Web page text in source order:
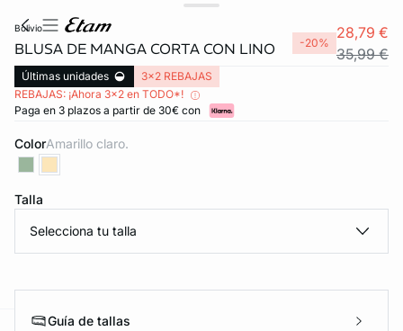
bolivio
BLUSA DE MANGA CORTA CON LINO -20%
28,79 €
35,99 €
Últimas unidades
3x2 REBAJAS
REBAJAS: ¡Ahora 3x2 en TODO*!
Paga en 3 plazos a partir de 30€ con
Color amarillo claro.
Talla
Selecciona tu talla
Guía de tallas